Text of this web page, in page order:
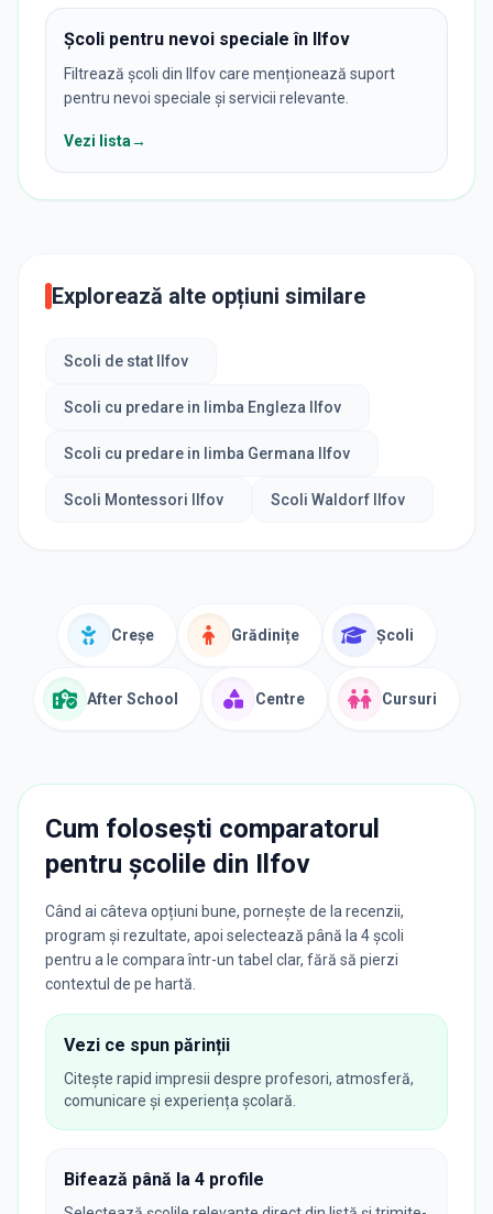
Școli pentru nevoi speciale în Ilfov
Filtrează școli din Ilfov care menționează suport
pentru nevoi speciale și servicii relevante.
Vezi lista→
Explorează alte opțiuni similare
Scoli de stat Ilfov
Scoli cu predare in limba Engleza Ilfov
Scoli cu predare in limba Germana Ilfov
Scoli Montessori Ilfov Scoli Waldorf Ilfov
Creșe Grădinițe Școli
After School Centre Cursuri
Cum folosești comparatorul
pentru școlile din Ilfov
Când ai câteva opțiuni bune, pornește de la recenzii,
program și rezultate, apoi selectează până la 4 școli
pentru a le compara într-un tabel clar, fără să pierzi
contextul de pe hartă.
Vezi ce spun părinții
Citește rapid impresii despre profesori, atmosferă,
comunicare și experiența școlară.
Bifează până la 4 profile